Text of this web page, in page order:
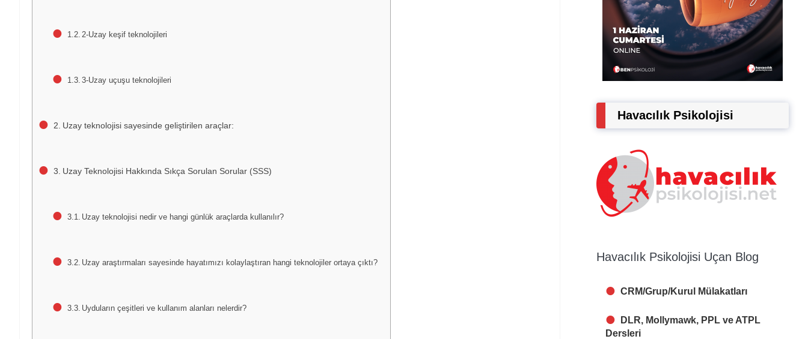
2-Uzay keşif teknolojileri
3-Uzay uçuşu teknolojileri
Uzay teknolojisi sayesinde geliştirilen araçlar:
Uzay Teknolojisi Hakkında Sıkça Sorulan Sorular (SSS)
Uzay teknolojisi nedir ve hangi günlük araçlarda kullanılır?
Uzay araştırmaları sayesinde hayatımızı kolaylaştıran hangi teknolojiler ortaya çıktı?
Uyduların çeşitleri ve kullanım alanları nelerdir?
Havacılık Psikolojisi
Havacılık Psikolojisi Uçan Blog
CRM/Grup/Kurul Mülakatları
DLR, Mollymawk, PPL ve ATPL
Dersleri